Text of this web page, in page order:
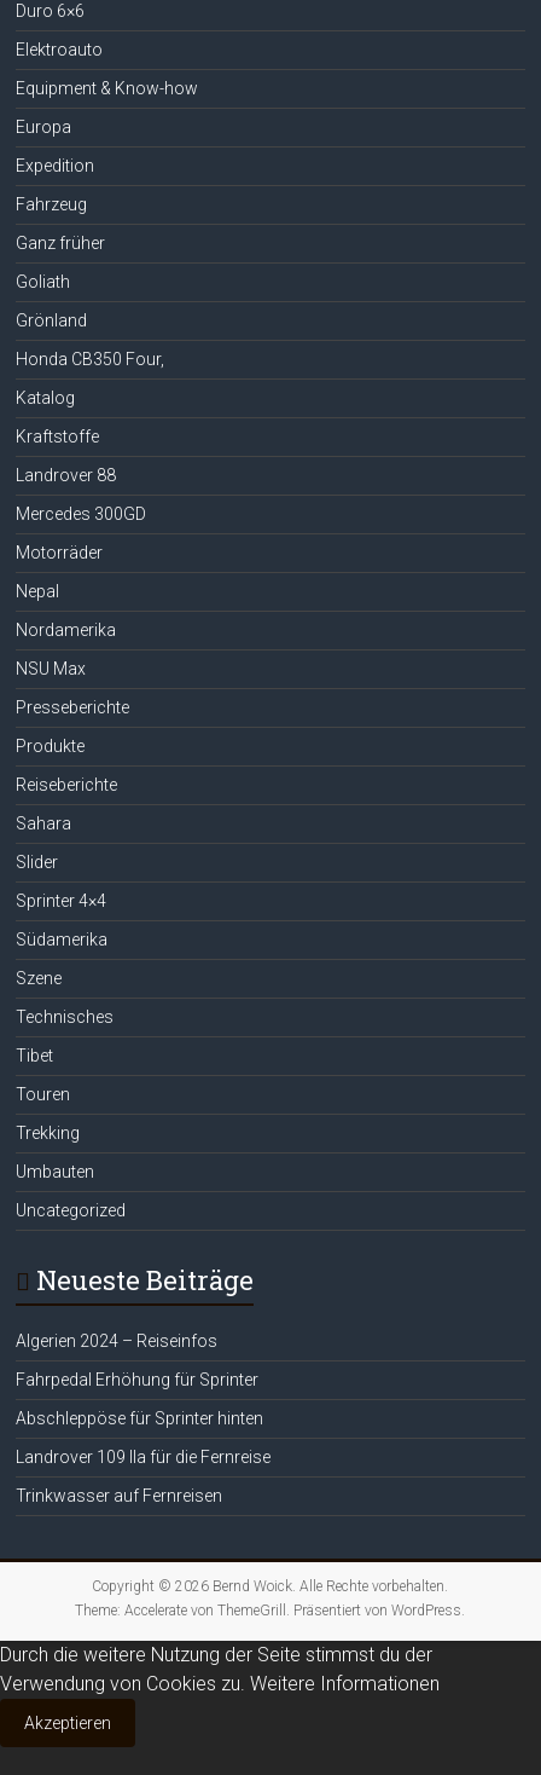
Duro 6×6
Elektroauto
Equipment & Know-how
Europa
Expedition
Fahrzeug
Ganz früher
Goliath
Grönland
Honda CB350 Four,
Katalog
Kraftstoffe
Landrover 88
Mercedes 300GD
Motorräder
Nepal
Nordamerika
NSU Max
Presseberichte
Produkte
Reiseberichte
Sahara
Slider
Sprinter 4×4
Südamerika
Szene
Technisches
Tibet
Touren
Trekking
Umbauten
Uncategorized
Neueste Beiträge
Algerien 2024 – Reiseinfos
Fahrpedal Erhöhung für Sprinter
Abschleppöse für Sprinter hinten
Landrover 109 IIa für die Fernreise
Trinkwasser auf Fernreisen
Copyright © 2026 Bernd Woick. Alle Rechte vorbehalten.
Theme:Accelerate von ThemeGrill. Präsentiert vonWordPress.
Durch die weitere Nutzung der Seite stimmst du der
Verwendung von Cookies zu. Weitere Informationen
Akzeptieren